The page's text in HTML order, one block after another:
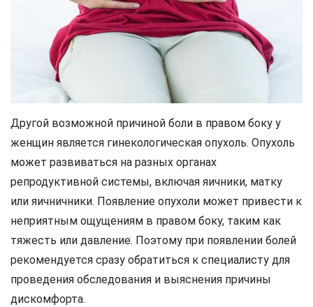
Другой возможной причиной боли в правом боку у
женщин является гинекологическая опухоль. Опухоль
может развиваться на разных органах
репродуктивной системы, включая яичники, матку
или яичничники. Появление опухоли может привести к
неприятным ощущениям в правом боку, таким как
тяжесть или давление. Поэтому при появлении болей
рекомендуется сразу обратиться к специалисту для
проведения обследования и выяснения причины
дискомфорта.